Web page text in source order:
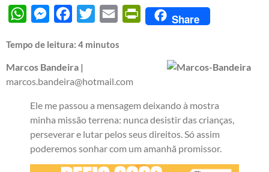
WhatsAppMessengerFacebook
Twitter Email PrintFriendly
Share
Tempo de leitura: 4 minutos
Marcos Bandeira |
marcos.bandeira@hotmail.com
Ele me passou a mensagem deixando à mostra
minha missão terrena: nunca desistir das crianças,
perseverar e lutar pelos seus direitos. Só assim
poderemos sonhar com um amanhã promissor.